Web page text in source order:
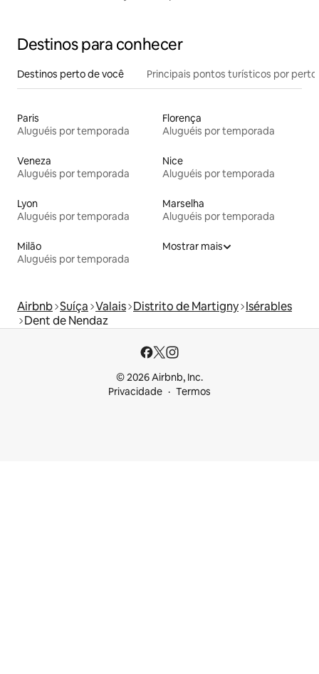
Destinos para conhecer
Destinos perto de você Principais pontos turísticos por perto
Paris
Aluguéis por temporada
Florença
Aluguéis por temporada
Veneza
Aluguéis por temporada
Nice
Aluguéis por temporada
Lyon
Aluguéis por temporada
Marselha
Aluguéis por temporada
Milão
Aluguéis por temporada
Mostrar mais
Airbnb Suíça Valais Distrito de Martigny Isérables
Dent de Nendaz
© 2026 Airbnb, Inc.
Privacidade
Termos